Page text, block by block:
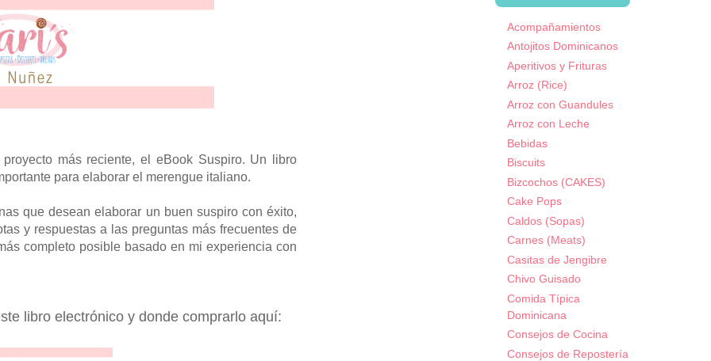
Acompañamientos
Antojitos Dominicanos
Aperitivos y Frituras
Arroz (Rice)
Arroz con Guandules
Arroz con Leche
Bebidas
Biscuits
Bizcochos (CAKES)
Cake Pops
Caldos (Sopas)
Carnes (Meats)
Casitas de Jengibre
Chivo Guisado
Comida Típica
Dominicana
Consejos de Cocina
Consejos de Repostería
más reciente, el eBook Suspiro. Un libro
para elaborar el merengue italiano.
que desean elaborar un buen suspiro con éxito,
y respuestas a las preguntas más frecuentes de
completo posible basado en mi experiencia con
libro electrónico y donde comprarlo aquí: